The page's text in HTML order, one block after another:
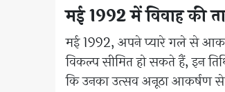
मई 1992 में विवाह की
मई 1992, अपने प्यारे गले से
विकल्प सीमित हो सकते हैं, इन
कि उनका उत्सव अनूठा आकर्षण से